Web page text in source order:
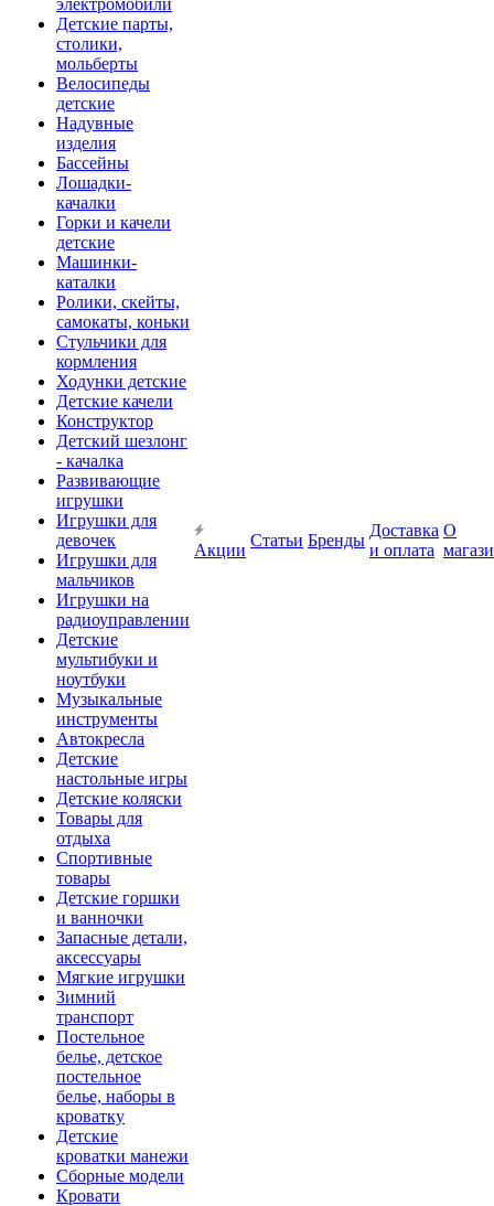
электромобили
Детские парты,
столики,
мольберты
Велосипеды
детские
Надувные
изделия
Бассейны
Лошадки-
качалки
Горки и качели
детские
Машинки-
каталки
Ролики, скейты,
самокаты, коньки
Стульчики для
кормления
Ходунки детские
Детские качели
Конструктор
Детский шезлонг
- качалка
Развивающие
игрушки
Игрушки для
девочек
Игрушки для
мальчиков
Игрушки на
радиоуправлении
Детские
мультибуки и
ноутбуки
Музыкальные
инструменты
Автокресла
Детские
настольные игры
Детские коляски
Товары для
отдыха
Спортивные
товары
Детские горшки
и ванночки
Запасные детали,
аксессуары
Мягкие игрушки
Зимний
транспорт
Постельное
белье, детское
постельное
белье, наборы в
кроватку
Детские
кроватки манежи
Сборные модели
Кровати
Акции
Статьи Бренды
Доставка
и оплата
О